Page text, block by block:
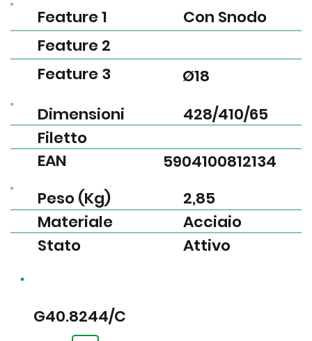
G40.8244/C
EAN
Filetto
Dimensioni
5904100812134
428/410/65
Peso (Kg)
Materiale
Stato
2,85
Acciaio
Attivo
Feature 1
Feature 2
Feature 3
Con Snodo
Ø18